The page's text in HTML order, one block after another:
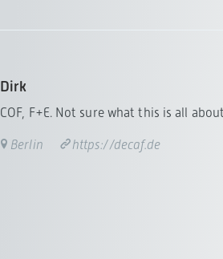
Dirk
COF, F+E. Not sure what this is all
Berlin https://decaf.de